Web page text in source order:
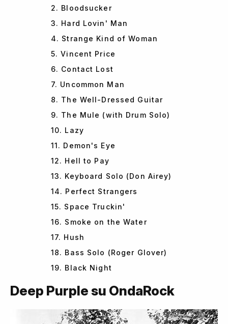
2. Bloodsucker
3. Hard Lovin' Man
4. Strange Kind of Woman
5. Vincent Price
6. Contact Lost
7. Uncommon Man
8. The Well-Dressed Guitar
9. The Mule (with Drum Solo)
10. Lazy
11. Demon's Eye
12. Hell to Pay
13. Keyboard Solo (Don Airey)
14. Perfect Strangers
15. Space Truckin'
16. Smoke on the Water
17. Hush
18. Bass Solo (Roger Glover)
19. Black Night
Deep Purple su OndaRock